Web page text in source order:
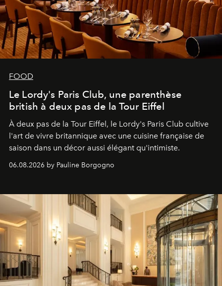
FOOD
Le Lordy's Paris Club, une parenthèse
british à deux pas de la Tour Eiffel
À deux pas de la Tour Eiffel, le Lordy's Paris Club cultive
l'art de vivre britannique avec une cuisine française de
saison dans un décor aussi élégant qu'intimiste.
06.08.2026 by Pauline Borgogno